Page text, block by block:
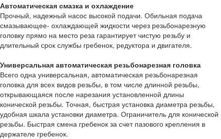
Автоматическая смазка и охлаждение
Прочный, надежный насос высокой подачи. Обильная подача
смазывающее- охлаждающей жидкости через резьбонарезную
головку прямо на место реза гарантирует чистую резьбу и
длительный срок службы гребенок, редуктора и двигателя.
Универсальная автоматическая резьбонарезная головка
Всего одна универсальная, автоматическая резьбонарезная
головка для всех видов резьбы, в том числе длинной резьбы,
открывающаяся после нарезания установленной длины
конической резьбы. Точная, быстрая установка диаметра резьбы,
удобная шкала установки диаметра. Ограничитель для конической
резьбы. Быстрая смена гребенок за счет пазового крепления в
держателе гребенок.